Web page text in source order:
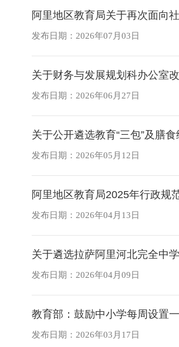
阿里地区教育局关于再次面向
发布日期：2026年07月03日
关于财务与发展规划科办公室
发布日期：2026年06月27日
关于公开遴选教育“三包”及膳
发布日期：2026年05月12日
阿里地区教育局2025年行政规
发布日期：2026年04月13日
关于遴选拉萨阿里河北完全中
发布日期：2026年04月09日
教育部：鼓励中小学每周设置
发布日期：2026年03月17日